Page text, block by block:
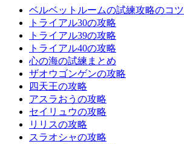
ベルベットルームの試練攻略のコツ
トライアル30の攻略
トライアル39の攻略
トライアル40の攻略
心の海の試練まとめ
ザオウゴンゲンの攻略
四天王の攻略
アスラおうの攻略
セイリュウの攻略
リリスの攻略
スラオシャの攻略